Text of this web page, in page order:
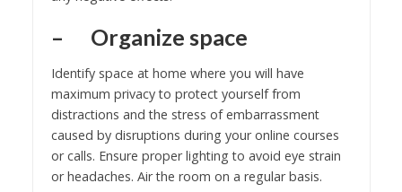
– Organize space
Identify space at home where you will have
maximum privacy to protect yourself from
distractions and the stress of embarrassment
caused by disruptions during your online courses
or calls. Ensure proper lighting to avoid eye strain
or headaches. Air the room on a regular basis.